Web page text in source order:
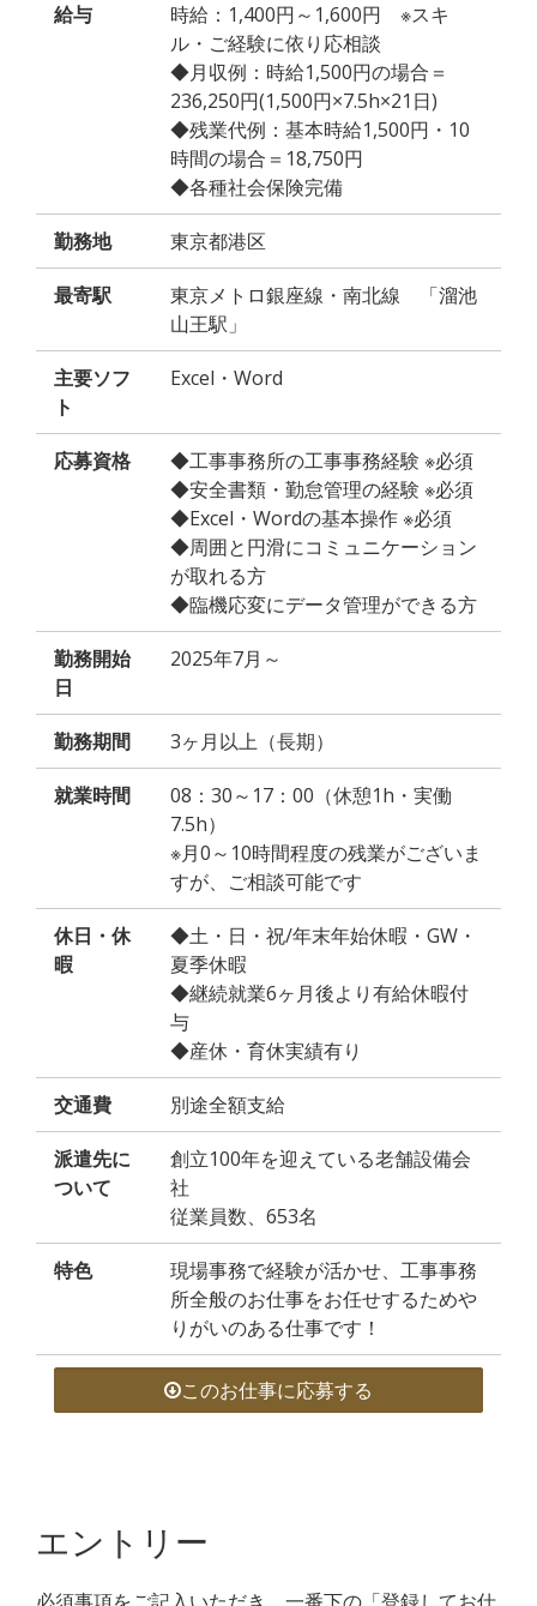
給与
時給：1,400円～1,600円 ※スキ
ル・ご経験に依り応相談
◆月収例：時給1,500円の場合＝
236,250円(1,500円×7.5h×21日)
◆残業代例：基本時給1,500円・10
時間の場合＝18,750円
◆各種社会保険完備
勤務地 東京都港区
最寄駅
東京メトロ銀座線・南北線 「溜池
山王駅」
主要ソフ
ト
Excel・Word
応募資格
◆工事事務所の工事事務経験 ※必須
◆安全書類・勤怠管理の経験 ※必須
◆Excel・Wordの基本操作 ※必須
◆周囲と円滑にコミュニケーション
が取れる方
◆臨機応変にデータ管理ができる方
勤務開始
日
2025年7月～
勤務期間 3ヶ月以上（長期）
就業時間
08：30～17：00（休憩1h・実働
7.5h）
※月0～10時間程度の残業がございま
すが、ご相談可能です
休日・休
暇
◆土・日・祝/年末年始休暇・GW・
夏季休暇
◆継続就業6ヶ月後より有給休暇付
与
◆産休・育休実績有り
交通費 別途全額支給
派遣先に
ついて
創立100年を迎えている老舗設備会
社
従業員数、653名
特色
現場事務で経験が活かせ、工事事務
所全般のお仕事をお任せするためや
りがいのある仕事です！
このお仕事に応募する
エントリー